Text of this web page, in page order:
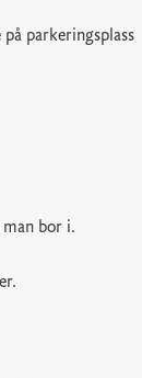
parkeringsplass
bor i.